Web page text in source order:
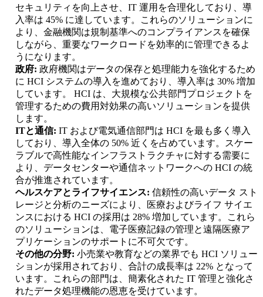
セキュリティを向上させ、IT 運用を合理化しており、導
入率は 45% に達しています。これらのソリューションに
より、金融機関は規制基準へのコンプライアンスを確保
しながら、重要なワークロードを効率的に管理できるよ
うになります。
政府: 政府機関はデータの保存と処理能力を強化するため
に HCI システムの導入を進めており、導入率は 30% 増加
しています。 HCI は、大規模な公共部門プロジェクトを
管理するための費用対効果の高いソリューションを提供
します。
ITと通信: IT および電気通信部門は HCI を最も多く導入
しており、導入全体の 50% 近くを占めています。スケー
ラブルで高性能なインフラストラクチャに対する需要に
より、データセンターや通信ネットワークへの HCI の統
合が推進されています。
ヘルスケアとライフサイエンス: 信頼性の高いデータ スト
レージと分析のニーズにより、医療およびライフ サイエ
ンスにおける HCI の採用は 28% 増加しています。これら
のソリューションは、電子医療記録の管理と遠隔医療ア
プリケーションのサポートに不可欠です。
その他の分野: 小売業や教育などの業界でも HCI ソリュー
ションが採用されており、合計の成長率は 22% となって
います。これらの部門は、簡素化された IT 管理と強化さ
れたデータ処理機能の恩恵を受けています。